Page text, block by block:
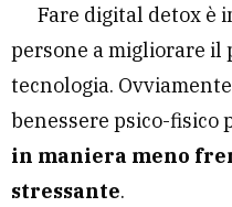
Fare digital detox è
persone a migliorare il
tecnologia.
benessere psico-fisico
in maniera meno
stressante.